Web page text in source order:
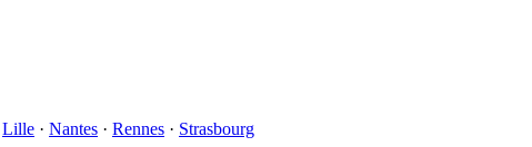
Lille · Nantes · Rennes · Strasbourg